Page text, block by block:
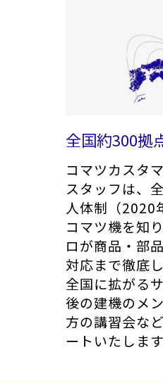
全国約300拠
コマツカスタ
スタッフは、
人体制（2020
コマツ機を知
ロが商品・部
対応まで徹底
全国に拡がる
後の建機のメ
方の講習会な
ートいたします